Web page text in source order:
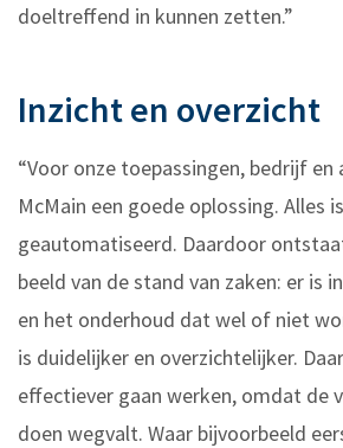
doeltreffend in kunnen zetten.”
Inzicht en overzicht
“Voor onze toepassingen, bedrijf
McMain een goede oplossing. Alles
geautomatiseerd. Daardoor
beeld van de stand van zaken: er is
en het onderhoud dat wel of niet
is duidelijker en overzichtelijker.
effectiever gaan werken, omdat de
doen wegvalt. Waar bijvoorbeeld